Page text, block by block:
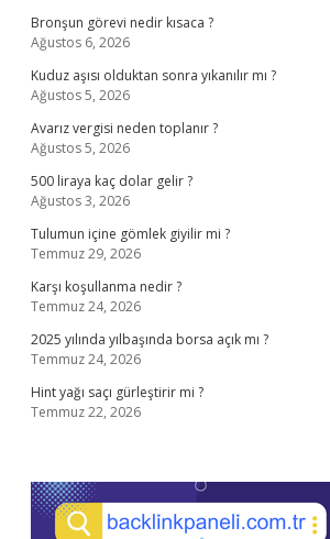
Bronşun görevi nedir kısaca ?
Ağustos 6, 2026
Kuduz aşısı olduktan sonra yıkanılır mı ?
Ağustos 5, 2026
Avarız vergisi neden toplanır ?
Ağustos 5, 2026
500 liraya kaç dolar gelir ?
Ağustos 3, 2026
Tulumun içine gömlek giyilir mi ?
Temmuz 29, 2026
Karşı koşullanma nedir ?
Temmuz 24, 2026
2025 yılında yılbaşında borsa açık mı ?
Temmuz 24, 2026
Hint yağı saçı gürleştirir mi ?
Temmuz 22, 2026